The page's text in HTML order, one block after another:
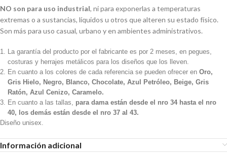
NO son para uso industrial, ni para exponerlas a temperaturas
extremas o a sustancias, líquidos u otros que alteren su estado físico.
Son más para uso casual, urbano y en ambientes administrativos.
La garantía del producto por el fabricante es por 2 meses, en pegues,
costuras y herrajes metálicos para los diseños que los lleven.
En cuanto a los colores de cada referencia se pueden ofrecer en Oro,
Gris Hielo, Negro, Blanco, Chocolate, Azul Petróleo, Beige, Gris
Ratón, Azul Cenizo, Caramelo.
En cuanto a las tallas, para dama están desde el nro 34 hasta el nro
40, los demás están desde el nro 37 al 43.
Diseño unisex.
Información adicional